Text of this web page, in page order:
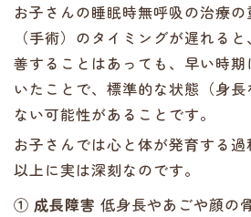
お子さんの睡眠時無呼吸の治療
（手術）のタイミングが遅れる
善することはあっても、早い時
いたことで、標準的な状態（身
ない可能性があることです。
お子さんでは心と体が発育する
以上に実は深刻なのです。
① 成長障害 低身長やあごや顔の